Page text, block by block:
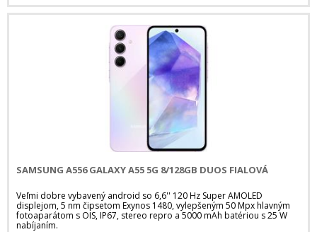
SAMSUNG A556 GALAXY A55 5G 8/128GB DUOS FIALOVÁ
Veľmi dobre vybavený android so 6,6'' 120 Hz Super AMOLED
displejom, 5 nm čipsetom Exynos 1480, vylepšeným 50 Mpx hlavným
fotoaparátom s OIS, IP67, stereo repro a 5000 mAh batériou s 25 W
nabíjaním.